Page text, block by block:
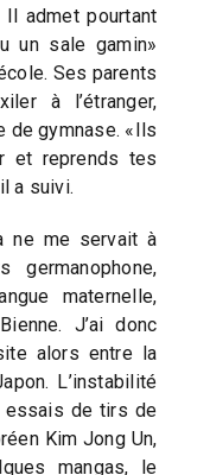
Il admet pourtant
un sale gamin»
Ses parents
à l’étranger,
de gymnase. «Ils
et reprends tes
a suivi.
ne me servait à
maternelle,
J’ai donc
alors entre la
L’instabilité
essais de tirs de
Kim Jong Un,
mangas, le